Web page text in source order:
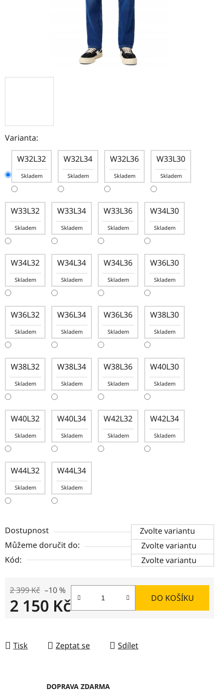
Varianta:
W32L32
Skladem
W32L34
Skladem
W32L36
Skladem
W33L30
Skladem
W33L32
Skladem
W33L34
Skladem
W33L36
Skladem
W34L30
Skladem
W34L32
Skladem
W34L34
Skladem
W34L36
Skladem
W36L30
Skladem
W36L32
Skladem
W36L34
Skladem
W36L36
Skladem
W38L30
Skladem
W38L32
Skladem
W38L34
Skladem
W38L36
Skladem
W40L30
Skladem
W40L32
Skladem
W40L34
Skladem
W42L32
Skladem
W42L34
Skladem
W44L32
Skladem
W44L34
Skladem
Dostupnost
Zvolte variantu
Můžeme doručit do:
Zvolte variantu
Kód:
Zvolte variantu
2 399 Kč –10 %
2 150 Kč DO KOŠÍKU
Tisk Zeptat se Sdílet
DOPRAVA ZDARMA